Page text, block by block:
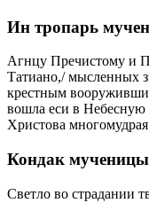
Ин тропарь
Агнцу Пречистому и
Татиано,/ мысленных
крестным
вошла еси в Небесную
Христова
Кондак
Светло во страдании